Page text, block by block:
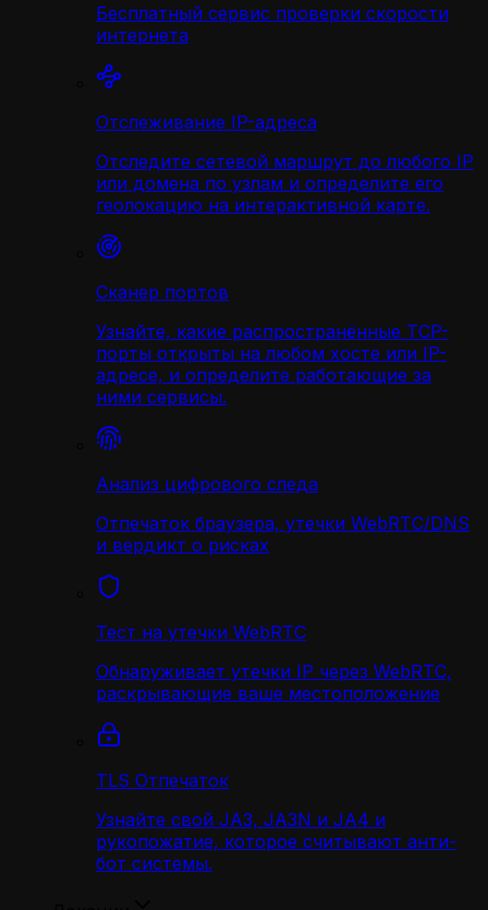
Бесплатный сервис проверки скорости
интернета
Отслеживание IP-адреса
Отследите сетевой маршрут до любого IP
или домена по узлам и определите его
геолокацию на интерактивной карте.
Сканер портов
Узнайте, какие распространённые TCP-
порты открыты на любом хосте или IP-
адресе, и определите работающие за
ними сервисы.
Анализ цифрового следа
Отпечаток браузера, утечки WebRTC/DNS
и вердикт о рисках
Тест на утечки WebRTC
Обнаруживает утечки IP через WebRTC,
раскрывающие ваше местоположение
TLS Отпечаток
Узнайте свой JA3, JA3N и JA4 и
рукопожатие, которое считывают анти-
бот системы.